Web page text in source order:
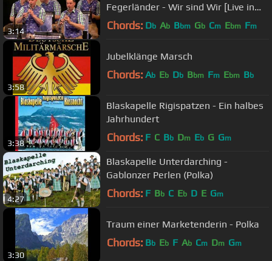
3:14
Fegerländer - Wir sind Wir [Live in
Concert]
Chords: Db Ab Bbm Gb Cm Ebm Fm
3:58
Jubelklänge Marsch
Chords: Ab Eb Db Bbm Fm Ebm Bb
3:38
Blaskapelle Rigispatzen - Ein halbes
Jahrhundert
Chords: F C Bb Dm Eb G Gm
4:27
Blaskapelle Unterdarching -
Gablonzer Perlen (Polka)
Chords: F Bb C Eb D E Gm
3:30
Traum einer Marketenderin - Polka
Chords: Bb Eb F Ab Cm Dm Gm